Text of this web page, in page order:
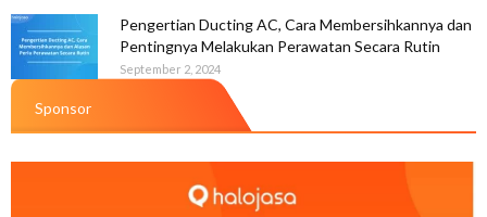
Pengertian Ducting AC, Cara Membersihkannya dan
Pentingnya Melakukan Perawatan Secara Rutin
September 2, 2024
Sponsor